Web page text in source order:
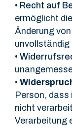
• Recht auf
ermöglicht
Änderung
unvollständig
•
•
Person, dass
nicht
Verarbeitung